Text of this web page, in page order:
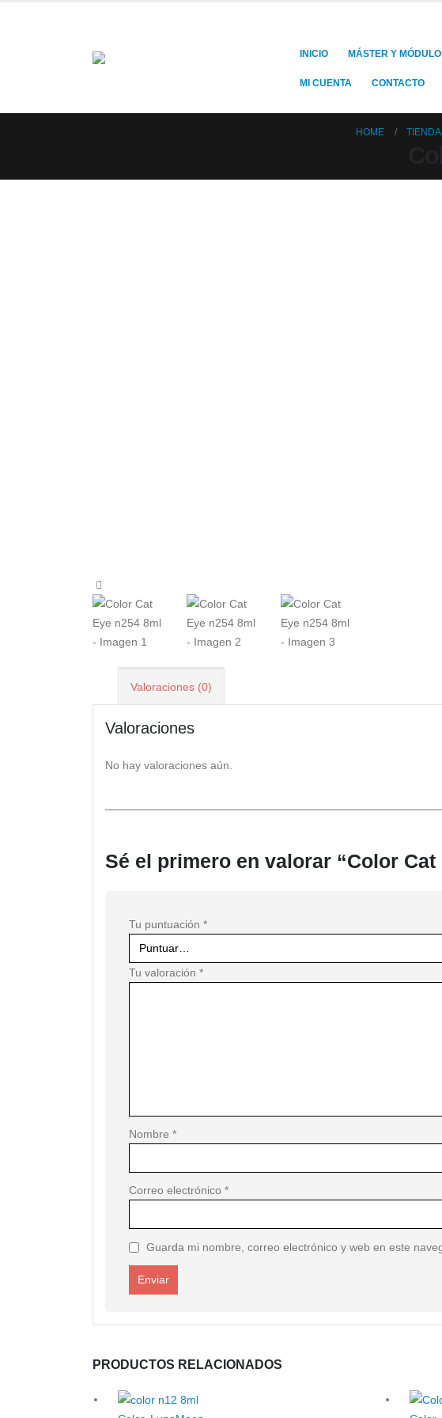
INICIO MÁSTER Y
MI CUENTA CONTACTO
HOME TIENDA
Valoraciones (0)
Valoraciones
No hay valoraciones aún.
Sé el primero en valorar “Color Cat
Tu puntuación *
Tu valoración *
Nombre *
Correo electrónico *
Guarda mi nombre, correo electrónico y web en este
PRODUCTOS RELACIONADOS